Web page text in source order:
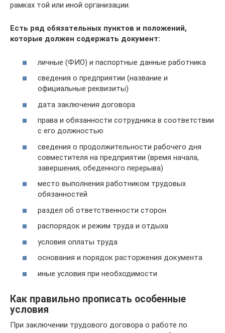
рамках той или иной организации.
Есть ряд обязательных пунктов и положений,
которые должен содержать документ:
личные (ФИО) и паспортные данные работника
сведения о предприятии (название и
официальные реквизиты)
дата заключения договора
права и обязанности сотрудника в соответствии
с его должностью
сведения о продолжительности рабочего дня
совместителя на предприятии (время начала,
завершения, обеденного перерыва)
место выполнения работником трудовых
обязанностей
раздел об ответственности сторон
распорядок и режим труда и отдыха
условия оплаты труда
основания и порядок расторжения документа
иные условия при необходимости
Как правильно прописать особенные
условия
При заключении трудового договора о работе по